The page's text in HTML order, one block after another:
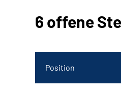
6 offene
Position